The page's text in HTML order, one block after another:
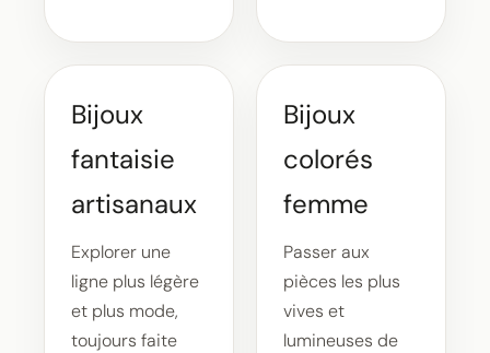
Bijoux
fantaisie
artisanaux
Explorer une
ligne plus légère
et plus mode,
toujours faite
Bijoux
colorés
femme
Passer aux
pièces les plus
vives et
lumineuses de